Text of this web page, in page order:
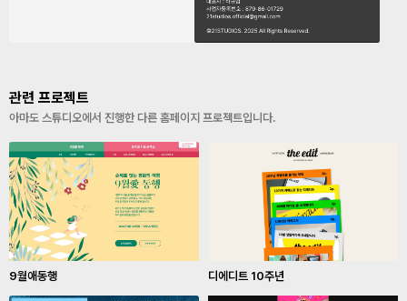
9월애동행 디에디트 10주년
관련 프로젝트
아마도 스튜디오에서 진행한 다른 홈페이지 프로젝트입니다.